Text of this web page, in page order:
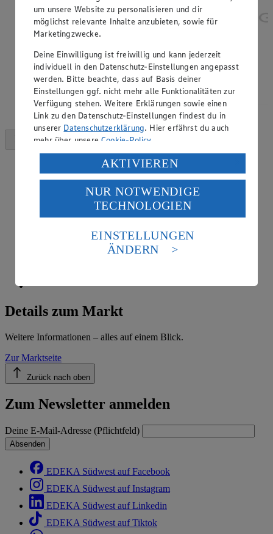
Details zum Markt
Weitere Informationen – alles auf einem Blick.
Zur Marktseite
Zurück nach oben
Zum Newsletter anmelden
Deine E-Mail-Adresse (Pflichtfeld)
Absenden
EDEKA Südwest auf Facebook
EDEKA Südwest auf Instagram
EDEKA Südwest auf Linkedin
EDEKA Südwest auf Tiktok
um unsere Website zu personalisieren und dir
möglichst relevante Inhalte anzubieten, sowie für
Marketingzwecke.
Deine Einwilligung ist freiwillig und kann jederzeit
individuell in den Datenschutz-Einstellungen angepasst
werden. Bitte beachte, dass auf Basis deiner
Einstellungen ggf. nicht mehr alle Funktionalitäten zur
Verfügung stehen. Weitere Erklärungen sowie einen
Link zu den Datenschutz-Einstellungen findest du in
unserer Datenschutzerklärung. Hier erfährst du auch
mehr über unsereCookie-Policy.
Verarbeitung deiner personenbezogenen Daten in den
USA durch Facebook und YouTube:
Wenn du auf „Aktivieren“ klickst, willigst du im Sinne
des Art. 49 Abs. 1 Satz 1 lit. a) DSGVO ein, dass deine
Daten in den USA verarbeitet werden. Der EuGH sieht
die USA als Land mit einem nach europäischen
Standards nicht angemessenen Datenschutzniveau an.
Es besteht das Risiko eines Zugriffs durch US-
Informationen zum Herausgeber der Seite findest du
AKTIVIEREN
NUR NOTWENDIGE
TECHNOLOGIEN
EINSTELLUNGEN
ÄNDERN